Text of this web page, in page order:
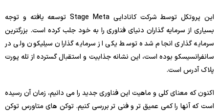
این پروتکل توسط شرکت کانادایی Stage Meta توسعه یافته و توجه
بسیاری از سرمایه گذاران دنیای فناوری را به خود جلب کرده است. بزرگترین
سرمایه گذاری انجام شده توسط یکی از سرمایه گذاران سیلیکون ولی در
سانفرانسیسکو بوده است، این نشانه جذابیت و استقبال گسترده از تله پورت
پلاک آدرس است.
اکنون که معنای کلی و ماهیت این فناوری جدید را می دانیم، زمان آن رسیده
است که آنها را کمی عمیق تر و فنی تر بررسی کنیم. توکن های متاورس توکن